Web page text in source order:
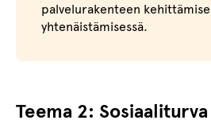
palvelurakenteen
yhtenäistämisessä.
Teema 2: